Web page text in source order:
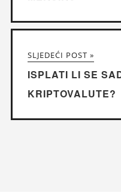
SLJEDEĆI POST »
ISPLATI LI SE
KRIPTOVALUTE?